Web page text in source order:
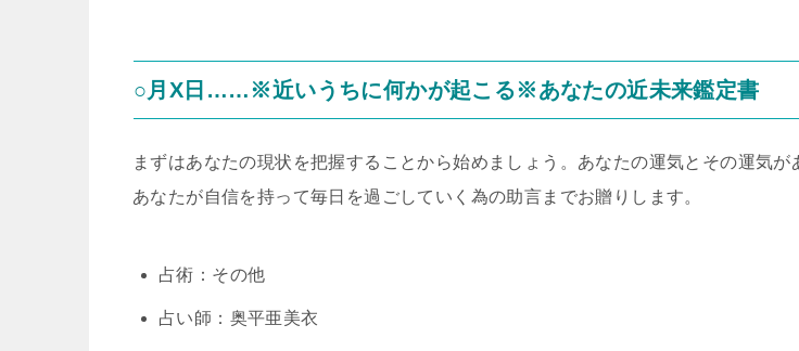
○月X日……※近いうちに何かが起こる※あなたの近未来鑑定書
まずはあなたの現状を把握することから始めましょう。あなたの運気とその運気が
あなたが自信を持って毎日を過ごしていく為の助言までお贈りします。
占術：その他
占い師：奥平亜美衣